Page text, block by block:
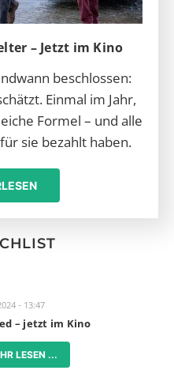
– Jetzt im Kino
beschlossen:
Einmal im Jahr,
Formel – und alle
sie bezahlt haben.
- 13:47
– jetzt im Kino
LESEN ...